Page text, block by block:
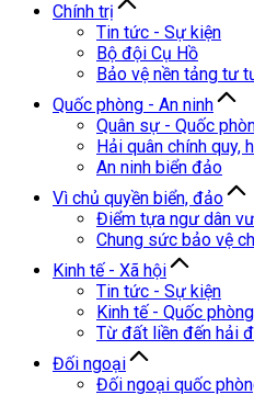
Chính trị
Tin tức - Sự kiện
Bộ đội Cụ Hồ
Bảo vệ nền tảng tư
Quốc phòng - An ninh
Quân sự - Quốc
Hải quân chính quy,
An ninh biển đảo
Vì chủ quyền biển, đảo
Điểm tựa ngư dân
Chung sức bảo vệ
Kinh tế - Xã hội
Tin tức - Sự kiện
Kinh tế - Quốc
Từ đất liền đến hải
Đối ngoại
Đối ngoại quốc